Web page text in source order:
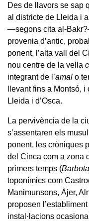
Des de llavors se sap
al districte de Lleida i
—segons cita al-
provenia d’antic,
ponent, l’alta vall del
nou centre de la vella
integrant de l’amal o
llevant fins a Montsó,
Lleida i d’Osca.
La pervivència de la
s’assentaren els
ponent, les cròniques
del Cinca com a zona
primers temps (
toponímics com
Manimunsons, Àjer,
proposen
instal·lacions